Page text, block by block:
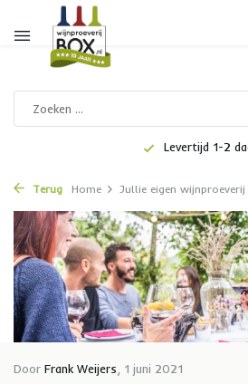
Altijd een complete
Terug Home Jullie eigen wijnproeverij
Door Frank Weijers , 1 juni 2021